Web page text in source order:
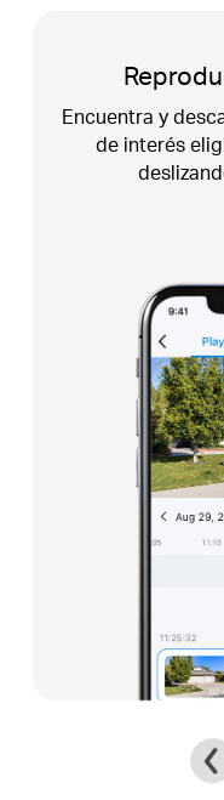
Comparte
el acceso a tus
con